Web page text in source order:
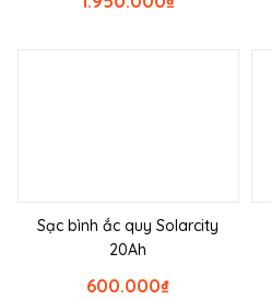
Sạc bình ắc quy Solarcity
20Ah
₫
600.000